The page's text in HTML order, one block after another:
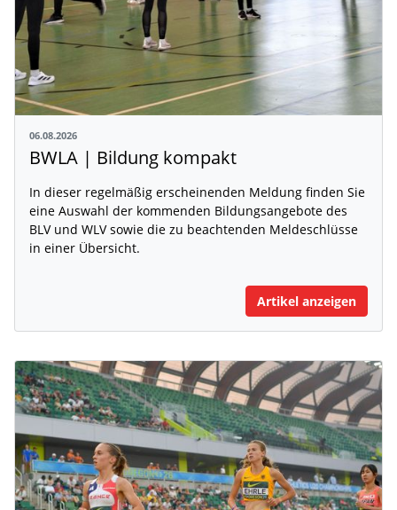
06.08.2026
BWLA | Bildung kompakt
In dieser regelmäßig erscheinenden Meldung finden Sie
eine Auswahl der kommenden Bildungsangebote des
BLV und WLV sowie die zu beachtenden Meldeschlüsse
in einer Übersicht.
Artikel anzeigen